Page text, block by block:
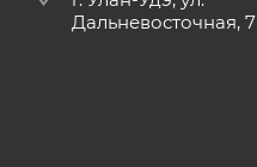
Дальневосточная, 7